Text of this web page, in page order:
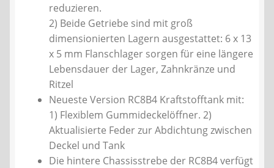
reduzieren.
2) Beide Getriebe sind mit groß
dimensionierten Lagern ausgestattet: 6 x 13
x 5 mm Flanschlager sorgen für eine längere
Lebensdauer der Lager, Zahnkränze und
Ritzel
Neueste Version RC8B4 Kraftstofftank mit:
1) Flexiblem Gummideckelöffner. 2)
Aktualisierte Feder zur Abdichtung zwischen
Deckel und Tank
Die hintere Chassisstrebe der RC8B4 verfügt